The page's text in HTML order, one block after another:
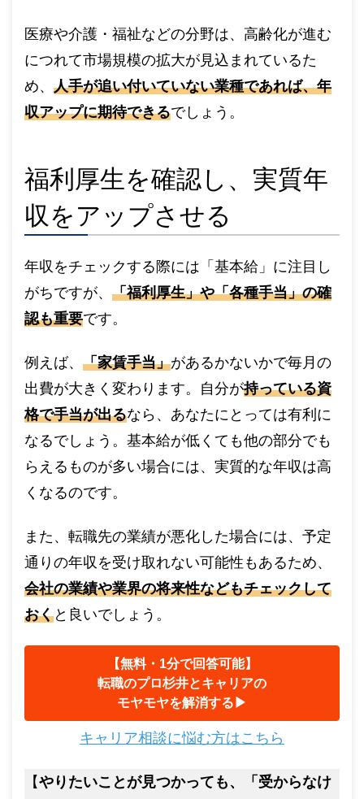
医療や介護・福祉などの分野は、高齢化が進む
につれて市場規模の拡大が見込まれているた
め、 人手が追い付いていない業種であれば、年
収アップに期待できるでしょう。
福利厚生を確認し、実質年
収をアップさせる
年収をチェックする際には「基本給」に注目し
がちですが、 「福利厚生」や「各種手当」の確
認も重要です。
例えば、 「家賃手当」があるかないかで毎月の
出費が大きく変わります。自分が持っている資
格で手当が出るなら、あなたにとっては有利に
なるでしょう。基本給が低くても他の部分でも
らえるものが多い場合には、実質的な年収は高
くなるのです。
また、転職先の業績が悪化した場合には、予定
通りの年収を受け取れない可能性もあるため、
会社の業績や業界の将来性などもチェックして
おくと良いでしょう。
【無料・1分で回答可能】
転職のプロ杉井とキャリアの
モヤモヤを解消する▶︎
キャリア相談に悩む方はこちら
【やりたいことが見つかっても、「受からなけ